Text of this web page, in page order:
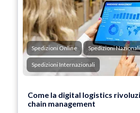
Spedizioni Online Spedizioni Nazionali
Spedizioni Internazionali
Come la digital logistics
chain management